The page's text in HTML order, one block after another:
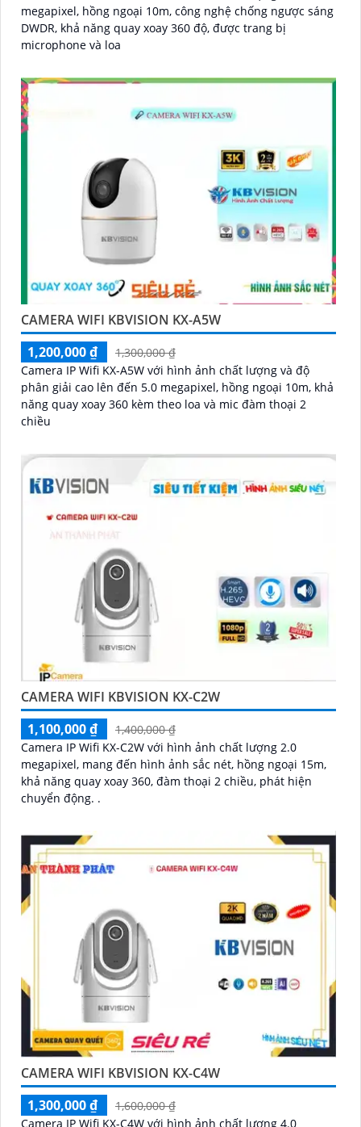
megapixel, hồng ngoại 10m, công nghệ chống ngược sáng
DWDR, khả năng quay xoay 360 độ, được trang bị
microphone và loa
CAMERA WIFI KBVISION KX-A5W
1,200,000 ₫
1,300,000 ₫
Camera IP Wifi KX-A5W với hình ảnh chất lượng và độ
phân giải cao lên đến 5.0 megapixel, hồng ngoại 10m, khả
năng quay xoay 360 kèm theo loa và mic đàm thoại 2
chiều
CAMERA WIFI KBVISION KX-C2W
1,100,000 ₫
1,400,000 ₫
Camera IP Wifi KX-C2W với hình ảnh chất lượng 2.0
megapixel, mang đến hình ảnh sắc nét, hồng ngoại 15m,
khả năng quay xoay 360, đàm thoại 2 chiều, phát hiện
chuyển động. .
CAMERA WIFI KBVISION KX-C4W
1,300,000 ₫
1,600,000 ₫
Camera IP Wifi KX-C4W với hình ảnh chất lượng 4.0